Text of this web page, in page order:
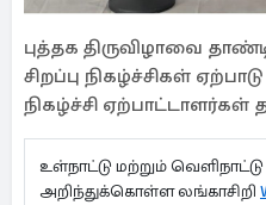
புத்தக திருவிழாவை
சிறப்பு நிகழ்ச்சிகள்
நிகழ்ச்சி
உள்நாட்டு மற்றும்
அறிந்துக்கொள்ள லங்காசிறி